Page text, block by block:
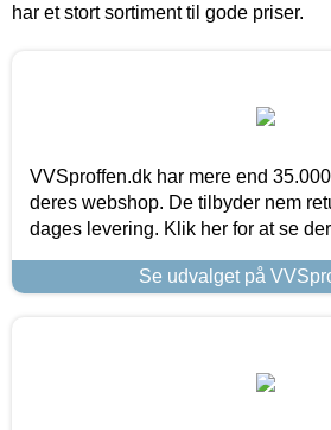
har et stort sortiment til gode priser.
VVSproffen.dk har mere end
deres webshop. De tilbyder nem
dages levering. Klik her for at se
Se udvalget på